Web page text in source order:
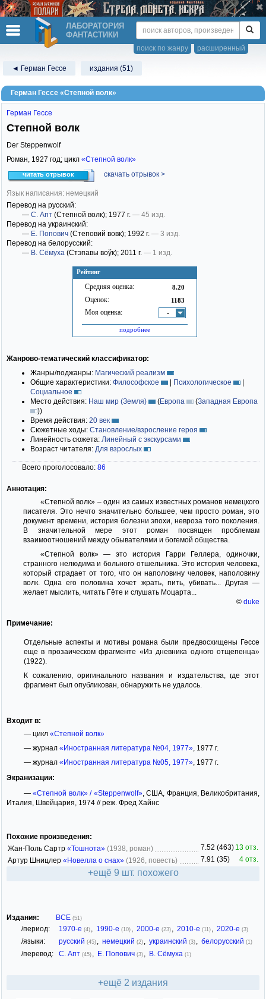
ЛАБОРАТОРИЯ
ФАНТАСТИКИ
расширенный
поиск по жанру
◄ Герман Гессе издания (51)
Герман Гессе «Степной волк»
Рейтинг
Средняя оценка: 8.20
Оценок: 1183
Моя оценка: -
подробнее
Герман Гессе
Степной волк
Der Steppenwolf
Роман, 1927 год; цикл «Степной волк»
читать отрывок скачать отрывок >
Язык написания: немецкий
Перевод на русский:
— С. Апт (Степной волк); 1977 г. — 45 изд.
Перевод на украинский:
— Е. Попович (Степовий вовк); 1992 г. — 3 изд.
Перевод на белорусский:
— В. Сёмуха (Стэпавы воўк); 2011 г. — 1 изд.
Жанрово-тематический классификатор:
Жанры/поджанры: Магический реализм
Общие характеристики: Философское | Психологическое
|
Социальное
Место действия: Наш мир (Земля) (Европа (Западная Европа
))
Время действия: 20 век
Сюжетные ходы: Становление/взросление героя
Линейность сюжета: Линейный с экскурсами
Возраст читателя: Для взрослых
Всего проголосовало: 86
Аннотация:
«Степной волк» – один из самых известных романов немецкого
писателя. Это нечто значительно большее, чем просто роман, это
документ времени, история болезни эпохи, невроза того поколения.
В значительной мере этот роман посвящен проблемам
взаимоотношений между обывателями и богемой общества.
«Степной волк» — это история Гарри Геллера, одиночки,
странного нелюдима и больного отшельника. Это история человека,
который страдает от того, что он наполовину человек, наполовину
волк. Одна его половина хочет жрать, пить, убивать... Другая —
желает мыслить, читать Гёте и слушать Моцарта...
© duke
Примечание:
Отдельные аспекты и мотивы романа были предвосхищены Гессе
еще в прозаическом фрагменте «Из дневника одного отщепенца»
(1922).
К сожалению, оригинального названия и издательства, где этот
фрагмент был опубликован, обнаружить не удалось.
Входит в:
— цикл «Степной волк»
— журнал «Иностранная литература №04, 1977», 1977 г.
— журнал «Иностранная литература №05, 1977», 1977 г.
Экранизации:
—«Степной волк» / «Steppenwolf», США, Франция, Великобритания,
Италия, Швейцария, 1974 // реж. Фред Хайнс
Похожие произведения:
Жан-Поль Сартр «Тошнота» (1938, роман) 7.52 (463) 13 отз.
Артур Шницлер «Новелла о снах» (1926, повесть) 7.91 (35) 4 отз.
+ещё 9 шт. похожего
Издания: ВСЕ (51)
/период: 1970-е (4) , 1990-е (10) , 2000-е (23) , 2010-е (11) , 2020-е (3)
/языки: русский (45) , немецкий (2) , украинский (3) , белорусский (1)
/перевод: С. Апт (45) , Е. Попович (3) , В. Сёмуха (1)
+ещё 2 издания